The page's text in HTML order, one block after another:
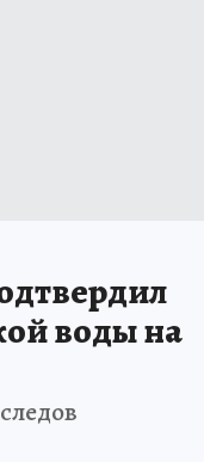
воды на